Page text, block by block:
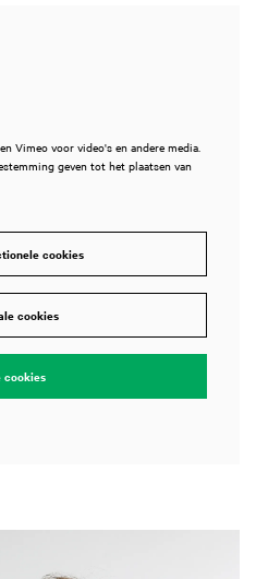
Vimeo voor video's en andere media.
geven tot het plaatsen van
cookies
cookies
cookies